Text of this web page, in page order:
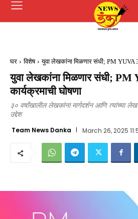
घर विशेष युवा लेखकांना मिळणार संधी; PM YUVA
युवा लेखकांना मिळणार संधी; PM
कार्यक्रमाची घोषणा
३० वर्षांखालील लेखकांना मार्गदर्शन आणि त्यांच्या
उद्देश
Team News Danka March 26, 2025